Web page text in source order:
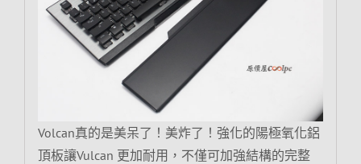
Volcan真的是美呆了！美炸了！強化的陽極氧化鋁
頂板讓Vulcan 更加耐用，不僅可加強結構的完整